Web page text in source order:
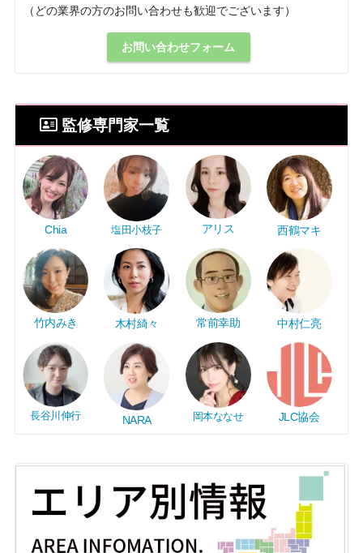
（どの業界の方のお問い合わせも歓迎でございます）
お問い合わせフォーム
監修専門家一覧
Chia 塩田小枝子 アリス 西鶴マキ
竹内みき 木村綺々 常前幸助 中村仁亮
長谷川伸行 NARA 岡本ななせ JLC協会